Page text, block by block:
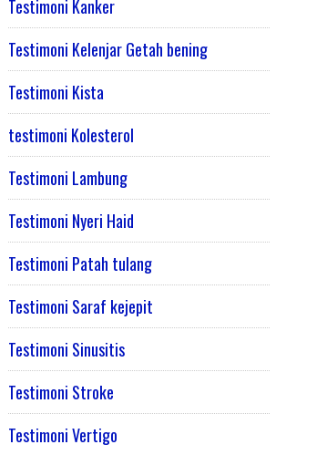
Testimoni Kanker
Testimoni Kelenjar Getah bening
Testimoni Kista
testimoni Kolesterol
Testimoni Lambung
Testimoni Nyeri Haid
Testimoni Patah tulang
Testimoni Saraf kejepit
Testimoni Sinusitis
Testimoni Stroke
Testimoni Vertigo